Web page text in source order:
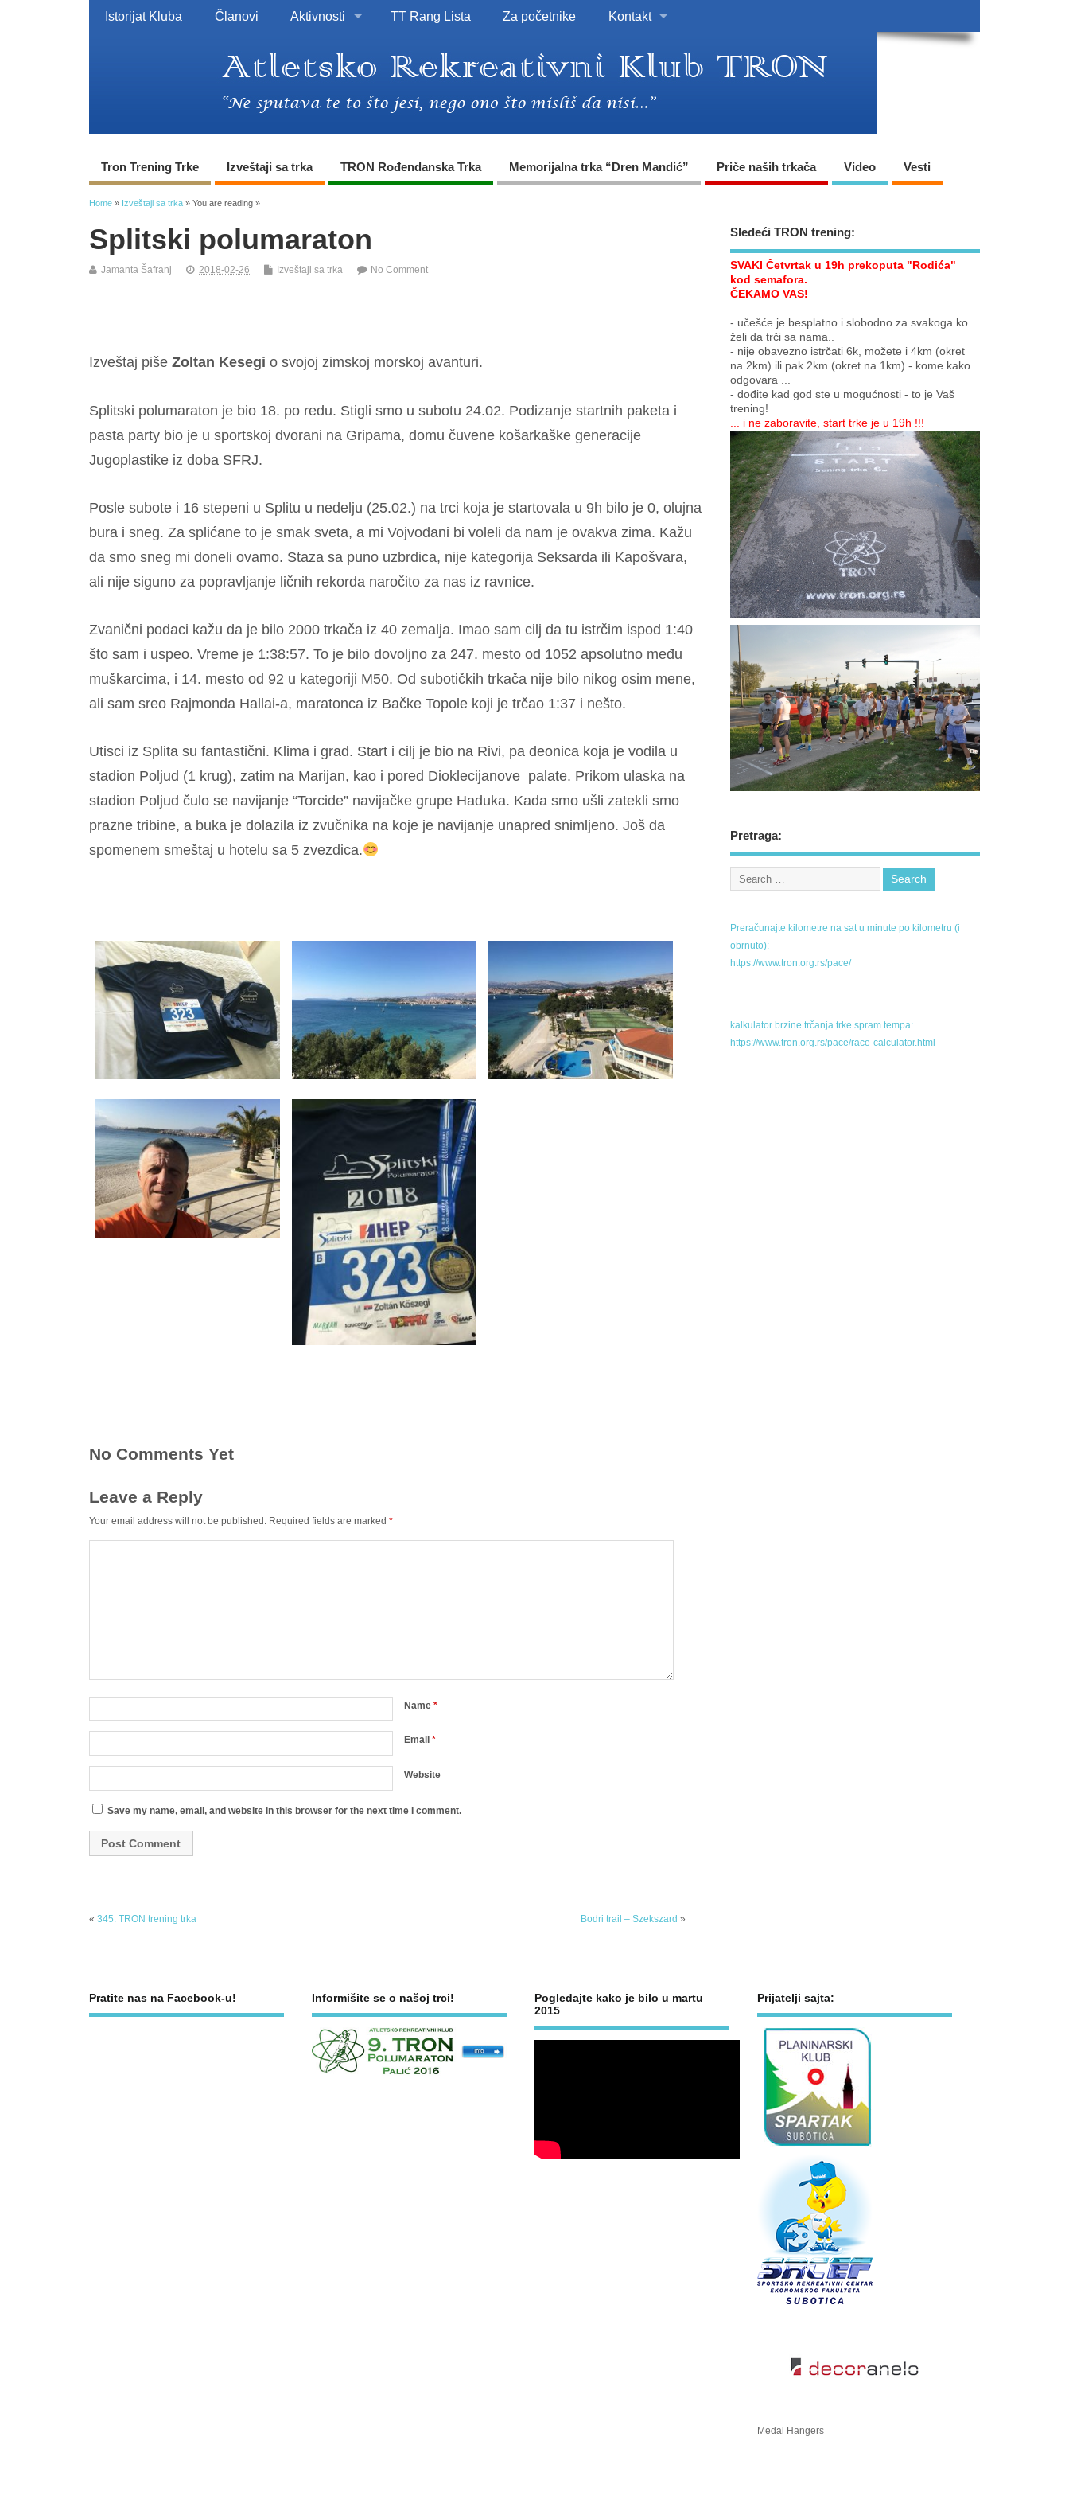
Istorijat Kluba Članovi Aktivnosti TT Rang Lista Za početnike Kontakt
Tron Trening Trke Izveštaji sa trka TRON Rođendanska Trka Memorijalna trka “Dren Mandić” Priče naših trkača Video Vesti
Home » Izveštaji sa trka » You are reading »
Splitski polumaraton
Jamanta Šafranj 2018-02-26 Izveštaji sa trka No Comment
Izveštaj piše Zoltan Kesegi o svojoj zimskoj morskoj avanturi.
Splitski polumaraton je bio 18. po redu. Stigli smo u subotu 24.02. Podizanje startnih paketa i
pasta party bio je u sportskoj dvorani na Gripama, domu čuvene košarkaške generacije
Jugoplastike iz doba SFRJ.
Posle subote i 16 stepeni u Splitu u nedelju (25.02.) na trci koja je startovala u 9h bilo je 0, olujna
bura i sneg. Za splićane to je smak sveta, a mi Vojvođani bi voleli da nam je ovakva zima. Kažu
da smo sneg mi doneli ovamo. Staza sa puno uzbrdica, nije kategorija Seksarda ili Kapošvara,
ali nije siguno za popravljanje ličnih rekorda naročito za nas iz ravnice.
Zvanični podaci kažu da je bilo 2000 trkača iz 40 zemalja. Imao sam cilj da tu istrčim ispod 1:40
što sam i uspeo. Vreme je 1:38:57. To je bilo dovoljno za 247. mesto od 1052 apsolutno među
muškarcima, i 14. mesto od 92 u kategoriji M50. Od subotičkih trkača nije bilo nikog osim mene,
ali sam sreo Rajmonda Hallai-a, maratonca iz Bačke Topole koji je trčao 1:37 i nešto.
Utisci iz Splita su fantastični. Klima i grad. Start i cilj je bio na Rivi, pa deonica koja je vodila u
stadion Poljud (1 krug), zatim na Marijan, kao i pored Dioklecijanove palate. Prikom ulaska na
stadion Poljud čulo se navijanje “Torcide” navijačke grupe Haduka. Kada smo ušli zatekli smo
prazne tribine, a buka je dolazila iz zvučnika na koje je navijanje unapred snimljeno. Još da
spomenem smeštaj u hotelu sa 5 zvezdica.
No Comments Yet
Leave a Reply
Your email address will not be published. Required fields are marked *
Name *
Email *
Website
Save my name, email, and website in this browser for the next time I comment.
« 345. TRON trening trka Bodri trail – Szekszard »
Sledeći TRON trening:
SVAKI Četvrtak u 19h prekoputa "Rodića"
kod semafora.
ČEKAMO VAS!
- učešće je besplatno i slobodno za svakoga ko
želi da trči sa nama..
- nije obavezno istrčati 6k, možete i 4km (okret
na 2km) ili pak 2km (okret na 1km) - kome kako
odgovara ...
- dođite kad god ste u mogućnosti - to je Vaš
trening!
... i ne zaboravite, start trke je u 19h !!!
Pretraga:
Preračunajte kilometre na sat u minute po kilometru (i
obrnuto):
https://www.tron.org.rs/pace/
kalkulator brzine trčanja trke spram tempa:
https://www.tron.org.rs/pace/race-calculator.html
Pratite nas na Facebook-u! Informišite se o našoj trci!
Pogledajte kako je bilo u martu
2015
Prijatelji sajta:
Medal Hangers